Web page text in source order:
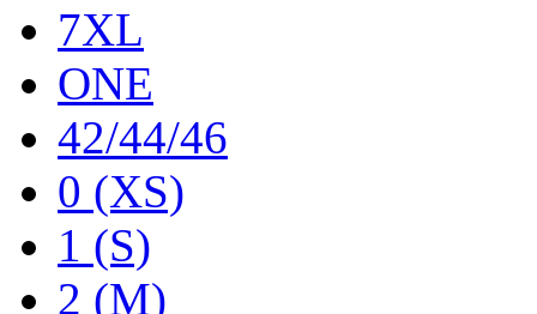
7XL
ONE
42/44/46
0 (XS)
1 (S)
2 (M)